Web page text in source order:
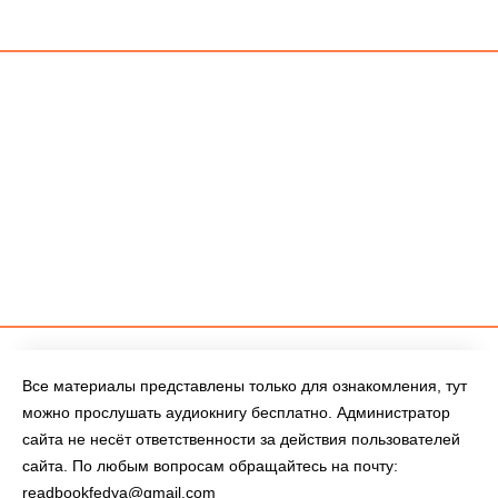
Все материалы представлены только для ознакомления, тут
можно прослушать аудиокнигу бесплатно. Администратор
сайта не несёт ответственности за действия пользователей
сайта. По любым вопросам обращайтесь на почту:
readbookfedya@gmail.com